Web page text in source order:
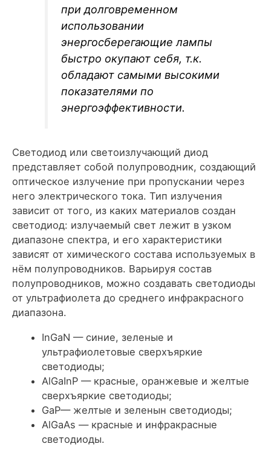
при долговременном
использовании
энергосберегающие лампы
быстро окупают себя, т.к.
обладают самыми высокими
показателями по
энергоэффективности.
Светодиод или светоизлучающий диод
представляет собой полупроводник, создающий
оптическое излучение при пропускании через
него электрического тока. Тип излучения
зависит от того, из каких материалов создан
светодиод: излучаемый свет лежит в узком
диапазоне спектра, и его характеристики
зависят от химического состава используемых в
нём полупроводников. Варьируя состав
полупроводников, можно создавать светодиоды
от ультрафиолета до среднего инфракрасного
диапазона.
InGaN — синие, зеленые и
ультрафиолетовые сверхъяркие
светодиоды;
AlGaInP — красные, оранжевые и желтые
сверхъяркие светодиоды;
GaP— желтые и зеленын светодиоды;
AlGaAs — красные и инфракрасные
светодиоды.